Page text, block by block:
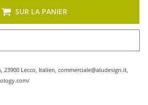
SUR LA PANIER
23900 Lecco, Italien, commerciale@aludesign.it,